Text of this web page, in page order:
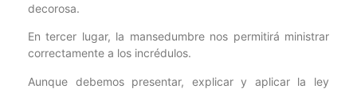
decorosa.
En tercer lugar, la mansedumbre nos permitirá ministrar
correctamente a los incrédulos.
Aunque debemos presentar, explicar y aplicar la ley